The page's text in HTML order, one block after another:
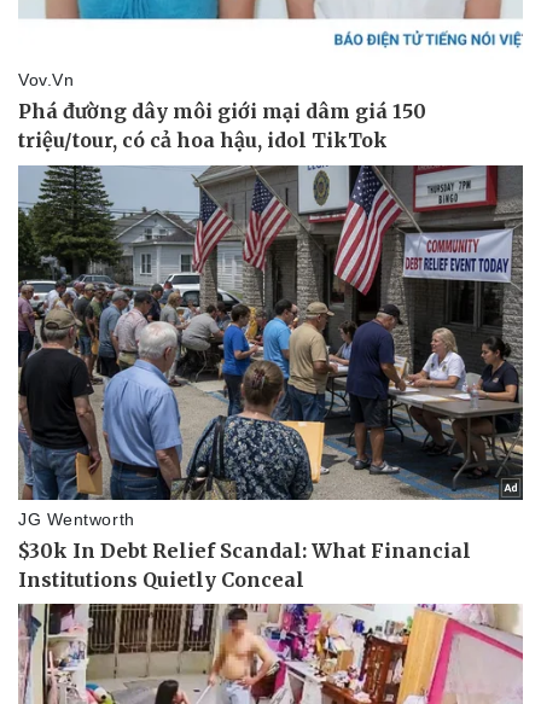
Thể thao
Bóng đá
Lịch thi đấu bóng đá
Thế giới thể thao
eSports
Hậu trường
Ô tô - Xe máy
Ô tô
Xe máy
Tư vấn